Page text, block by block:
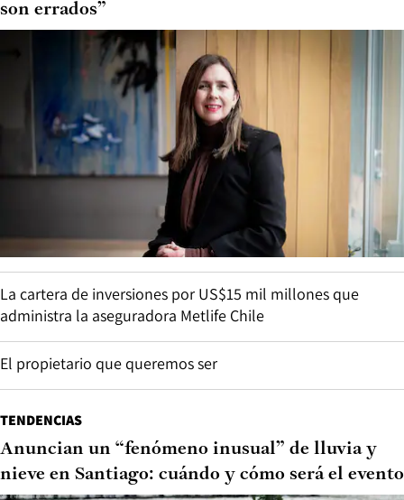
son errados”
La cartera de inversiones por US$15 mil millones que
administra la aseguradora Metlife Chile
El propietario que queremos ser
TENDENCIAS
Anuncian un “fenómeno inusual” de lluvia y
nieve en Santiago: cuándo y cómo será el evento